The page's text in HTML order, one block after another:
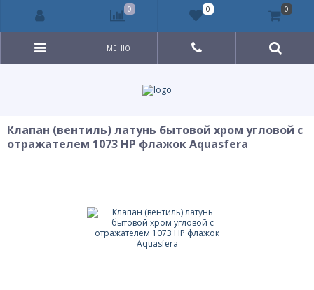
МЕНЮ
Клапан (вентиль) латунь бытовой хром угловой с
отражателем 1073 НР флажок Aquasfera
0 0 0